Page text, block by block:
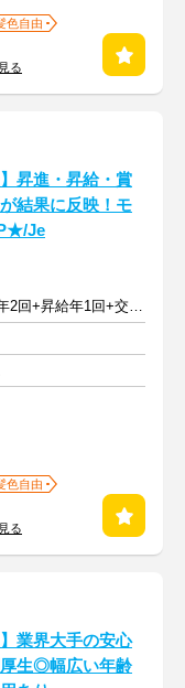
色自由
る
昇進・昇給・賞
結果に反映！モ
Je
月給30～45.1万円+賞与年2回+昇給年1回+交通費全額
色自由
る
業界大手の安心
生◎幅広い年齢